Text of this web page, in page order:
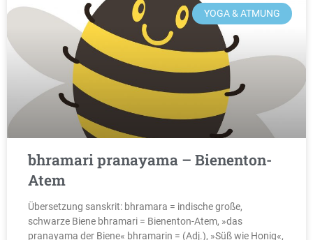
YOGA & ATMUNG
bhramari pranayama – Bienenton-
Atem
Übersetzung sanskrit: bhramara = indische große,
schwarze Biene bhramari = Bienenton-Atem, »das
pranayama der Biene« bhramarin = (Adj.), »Süß wie Honig«,